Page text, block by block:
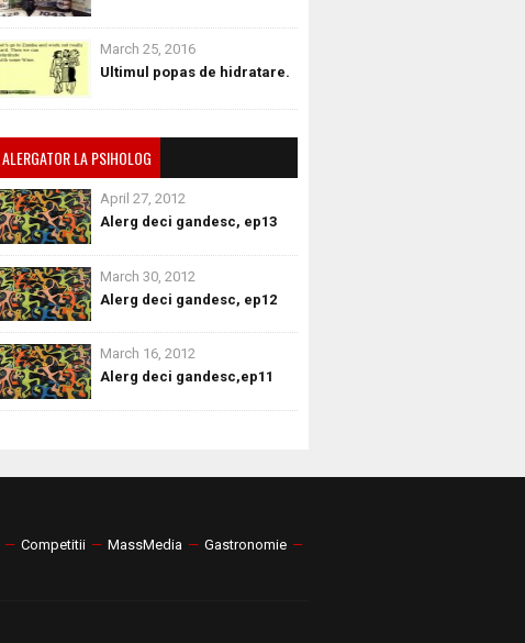
March 25, 2016
Ultimul popas de hidratare.
ALERGATOR LA PSIHOLOG
April 27, 2012
Alerg deci gandesc, ep13
March 30, 2012
Alerg deci gandesc, ep12
March 16, 2012
Alerg deci gandesc,ep11
— Competitii — MassMedia — Gastronomie —